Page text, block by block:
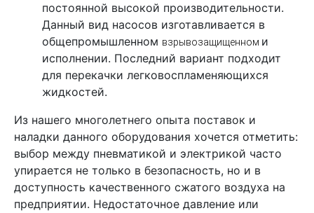
постоянной высокой производительности.
Данный вид насосов изготавливается в
общепромышленном взрывозащищенном и
исполнении. Последний вариант подходит
для перекачки легковоспламеняющихся
жидкостей.
Из нашего многолетнего опыта поставок и
наладки данного оборудования хочется отметить:
выбор между пневматикой и электрикой часто
упирается не только в безопасность, но и в
доступность качественного сжатого воздуха на
предприятии. Недостаточное давление или